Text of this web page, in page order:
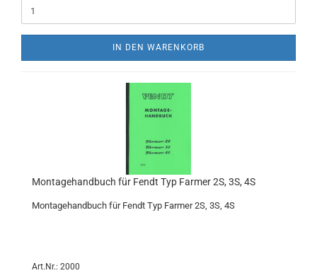
IN DEN WARENKORB
Montagehandbuch für Fendt Typ Farmer 2S, 3S, 4S
Montagehandbuch für Fendt Typ Farmer 2S, 3S, 4S
Art.Nr.: 2000